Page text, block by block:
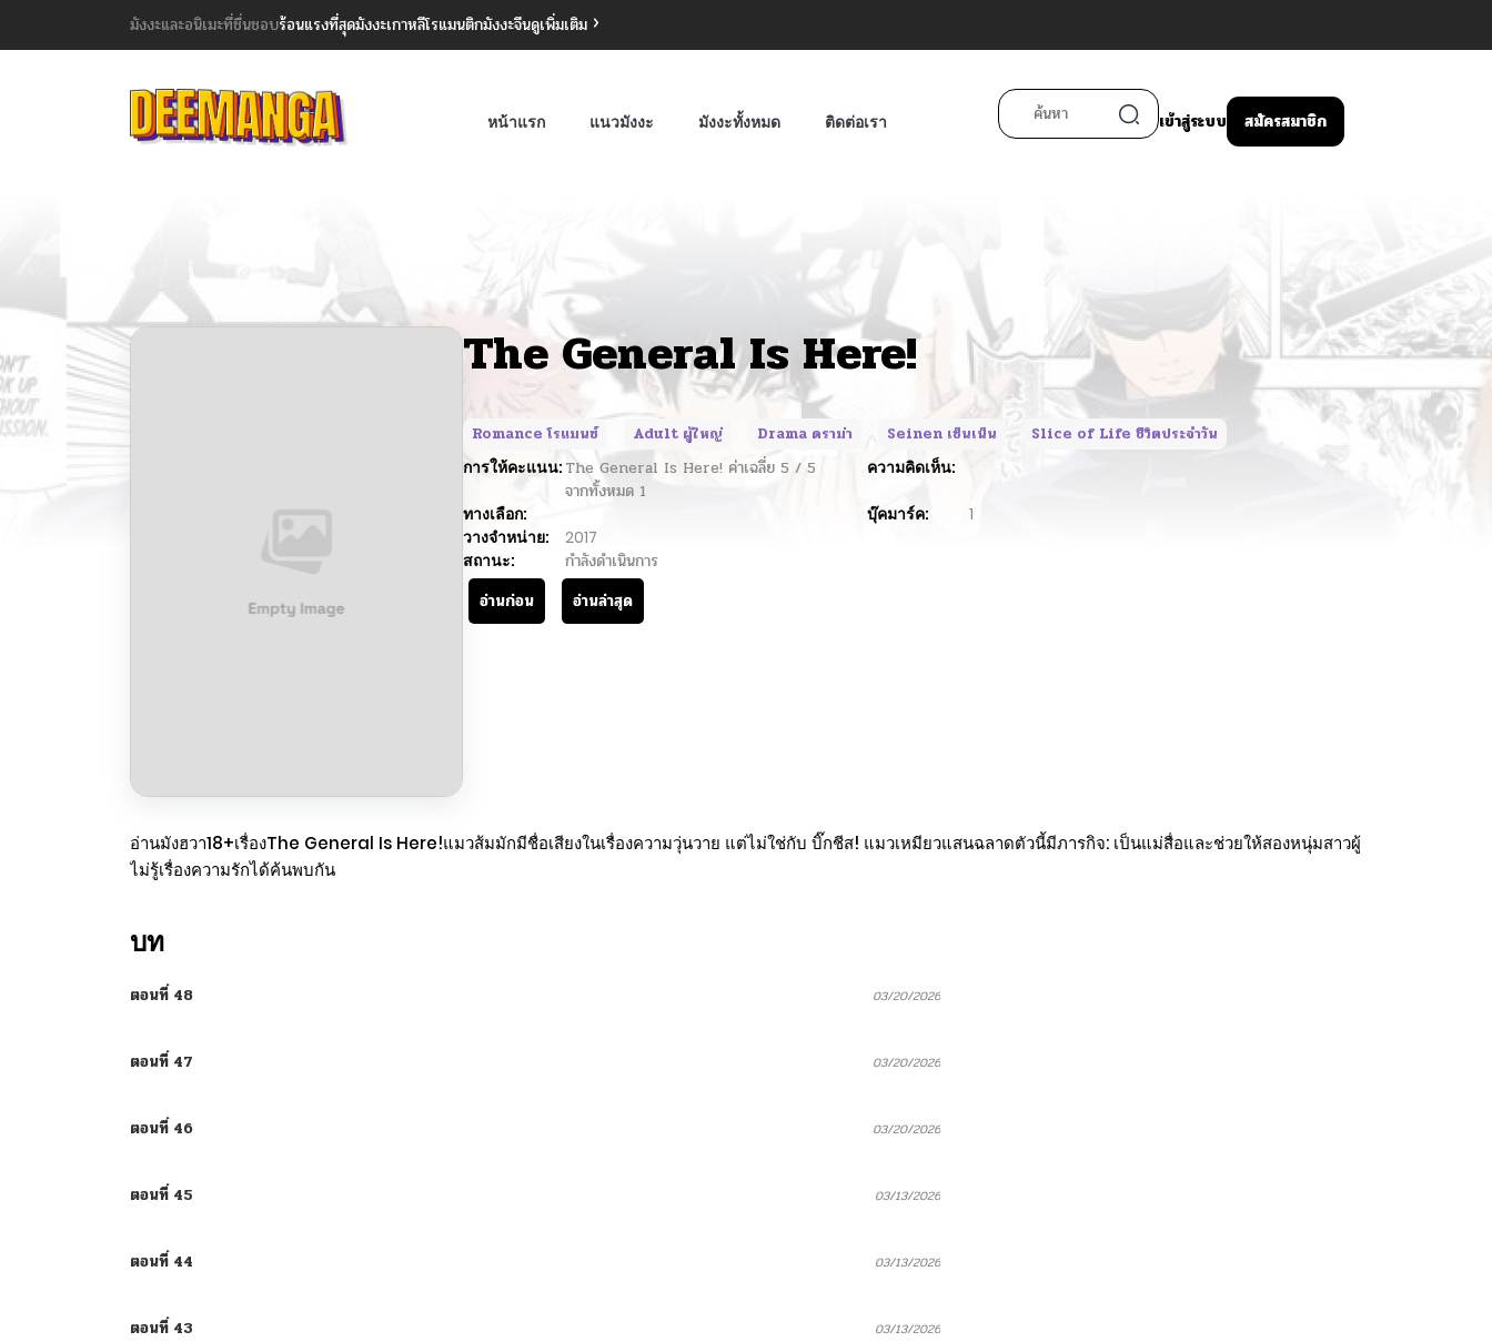
มังงะและอนิเมะที่ชื่นชอบร้อนแรงที่สุดมังงะเกาหลีโรแมนติกมังงะจีนดูเพิ่มเติม
หน้าแรก แนวมังงะ มังงะทั้งหมด ติดต่อเรา เข้าสู่ระบบ สมัครสมาชิก
The General Is Here!
Romance โรแมนซ์ Adult ผู้ใหญ่ Drama ดราม่า Seinen เซ็นเน็น
Slice of Life ชีวิตประจำวัน
การให้คะแนน: The General Is Here! ค่าเฉลี่ย 5 / 5
จากทั้งหมด 1
ความคิดเห็น:
ทางเลือก: บุ๊คมาร์ค:
1
วางจำหน่าย:
2017
สถานะ:
กำลังดำเนินการ
อ่านก่อน
อ่านล่าสุด
อ่านมังฮวา18+เรื่องThe General Is Here!แมวส้มมักมีชื่อเสียงในเรื่องความวุ่นวาย แต่ไม่ใช่กับ บิ๊กชีส! แมวเหมียวแสนฉลาดตัวนี้มีภารกิจ: เป็นแม่สื่อและช่วยให้สองหนุ่มสาวผู้
ไม่รู้เรื่องความรักได้ค้นพบกัน
บท
ตอนที่ 48 03/20/2026
ตอนที่ 47 03/20/2026
ตอนที่ 46 03/20/2026
ตอนที่ 45 03/13/2026
ตอนที่ 44 03/13/2026
ตอนที่ 43 03/13/2026